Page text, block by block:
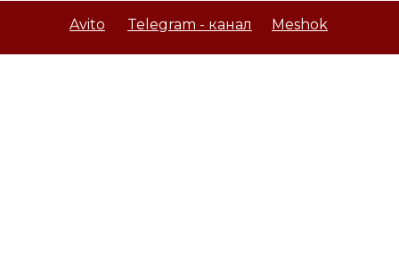
Meshok
Avito Telegram - канал